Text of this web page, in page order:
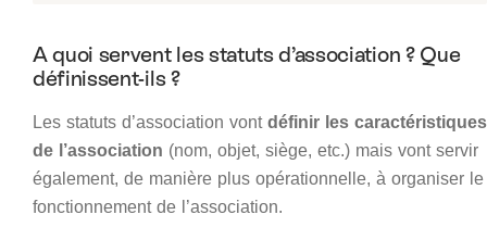
A quoi servent les statuts d’association ? Que
définissent-ils ?
Les statuts d’association vontdéfinir les caractéristiques
de l’association (nom, objet, siège, etc.) mais vont servir
également, de manière plus opérationnelle, à organiser le
fonctionnement de l’association.